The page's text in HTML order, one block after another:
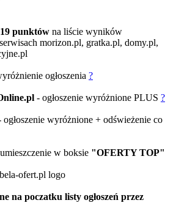
19 punktów na liście wyników
morizon.pl, gratka.pl, domy.pl,
ogłoszenia ?
- ogłoszenie wyróżnione PLUS ?
ogłoszenie wyróżnione + odświeżenie co
w boksie "OFERTY TOP"
na poczatku listy ogłoszeń przez